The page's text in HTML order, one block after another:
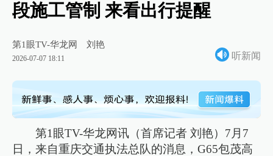
段施工管制 来看出行提醒
第1眼TV-华龙网 刘艳
2026-07-07 18:11 听新闻
第1眼TV-华龙网讯（首席记者 刘艳）7月7
日，来自重庆交通执法总队的消息，G65包茂高